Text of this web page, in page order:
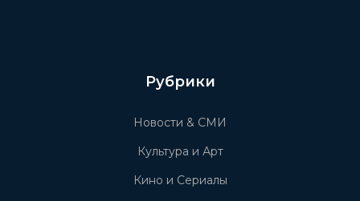
Рубрики
Новости & СМИ
Культура и Арт
Кино и Сериалы